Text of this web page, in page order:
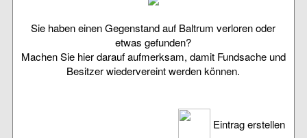
Sie haben einen Gegenstand auf Baltrum verloren oder
etwas gefunden?
Machen Sie hier darauf aufmerksam, damit Fundsache und
Besitzer wiedervereint werden können.
Eintrag erstellen